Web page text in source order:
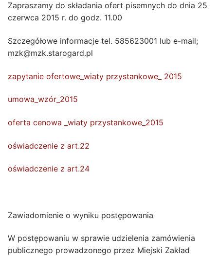
Zapraszamy do składania ofert pisemnych do dnia 25
czerwca 2015 r. do godz. 11.00
Szczegółowe informacje tel. 585623001 lub e-mail;
mzk@mzk.starogard.pl
zapytanie ofertowe_wiaty przystankowe_ 2015
umowa_wzór_2015
oferta cenowa _wiaty przystankowe_2015
oświadczenie z art.22
oświadczenie z art.24
Zawiadomienie o wyniku postępowania
W postępowaniu w sprawie udzielenia zamówienia
publicznego prowadzonego przez Miejski Zakład